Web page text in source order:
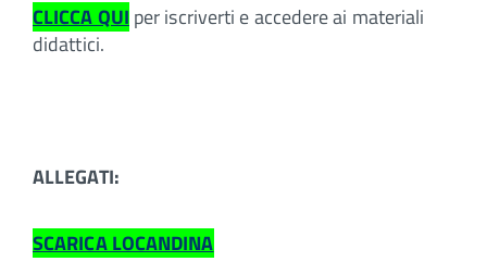
CLICCA QUI per iscriverti e accedere ai materiali
didattici.
ALLEGATI:
SCARICA LOCANDINA